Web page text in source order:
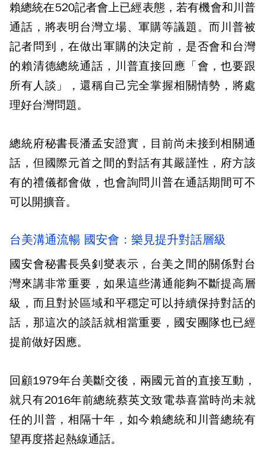
賴總統在520記者會上已經表態，若有機會和川普
通話，將表明台灣立場、軍購等議題。而川普被
記者問到，在做出軍購的決定前，是否會和台灣
的賴清德總統通話，川普直接回應「會，也要跟
所有人談」，還稱自己完全掌握相關情勢，將處
理好台灣問題。
總統府秘書長潘孟安證實，目前尚未接到相關通
話，但國際元首之間的對話有其嚴謹性，府方該
有的禮儀都會做，也會詢問川普在通話期間可不
可以開擴音。
台美溝通流暢 國安會：樂見提升對話層級
國安會秘書長吳釗燮表示，台美之間的關係對台
灣來講非常重要，如果這些溝通能夠不斷提高層
級，而且對於區域和平穩定可以持續保持對話的
話，那這次的談話就相當重要，國安團隊也已經
提前做好因應。
回顧1979年台美斷交後，兩國元首的直接互動，
就只有2016年前總統蔡英文致電恭喜當時尚未就
任的川普，相隔十年，如今賴總統和川普總統有
望再度搭起熱線通話。